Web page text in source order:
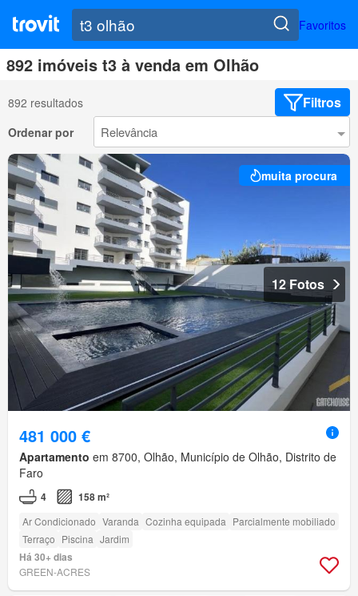
Favoritos
892 imóveis t3 à venda em Olhão
892 resultados Filtros
Ordenar por
muita procura
12 Fotos
481 000 €
Apartamento em 8700, Olhão, Município de Olhão, Distrito de
Faro
4 158 m²
Ar Condicionado Varanda Cozinha equipada Parcialmente mobiliado
Terraço Piscina Jardim
Há 30+ dias
GREEN-ACRES